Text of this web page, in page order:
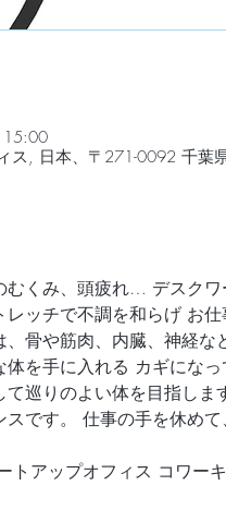
ス, 日本、〒271-0092 千葉
むくみ、頭疲れ… デスク
ッチで不調を和らげ お
骨や筋肉、内臓、神経
体を手に入れる カギにな
巡りのよい体を目指しま
です。 仕事の手を休め
アップオフィス コワー